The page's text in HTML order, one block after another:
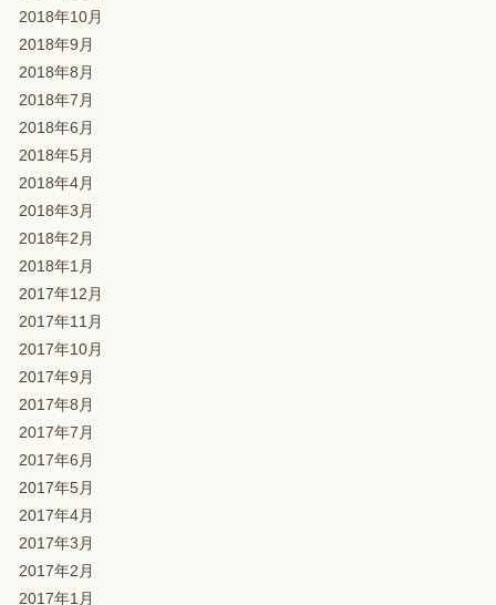
2018年10月
2018年9月
2018年8月
2018年7月
2018年6月
2018年5月
2018年4月
2018年3月
2018年2月
2018年1月
2017年12月
2017年11月
2017年10月
2017年9月
2017年8月
2017年7月
2017年6月
2017年5月
2017年4月
2017年3月
2017年2月
2017年1月